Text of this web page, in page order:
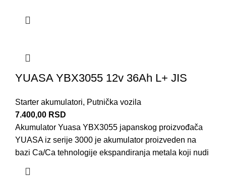
YUASA YBX3055 12v 36Ah L+ JIS
Starter akumulatori, Putnička vozila
7.400,00 RSD
Akumulator Yuasa YBX3055 japanskog proizvođača
YUASA iz serije 3000 je akumulator proizveden na
bazi Ca/Ca tehnologije ekspandiranja metala koji nudi